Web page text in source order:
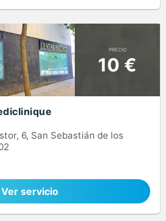
PRECIO
10 €
6, San Sebastián de los
Ver servicio